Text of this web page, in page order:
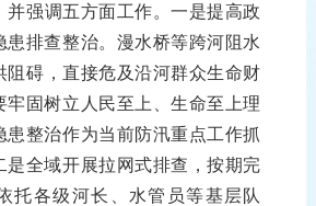
并强调五方面工作。一是提高政
患排查整治。漫水桥等跨河阻水
阻碍 ，直接危及沿河群众生命财
牢固树立人民至上、生命至上理
患整治作为当前防汛重点工作抓
是全域开展拉网式排查，按期完
托各级河长、水管员等基层队